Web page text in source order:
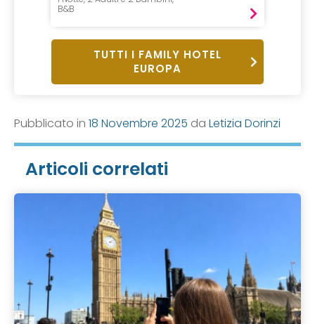
B&B
TUTTI I FAMILY HOTEL
EUROPA
Pubblicato in 18 Novembre 2025 da Letizia Dorinzi
Articoli correlati